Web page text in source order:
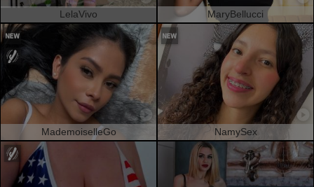
LelaVivo MaryBellucci
MademoiselleGo NamySex